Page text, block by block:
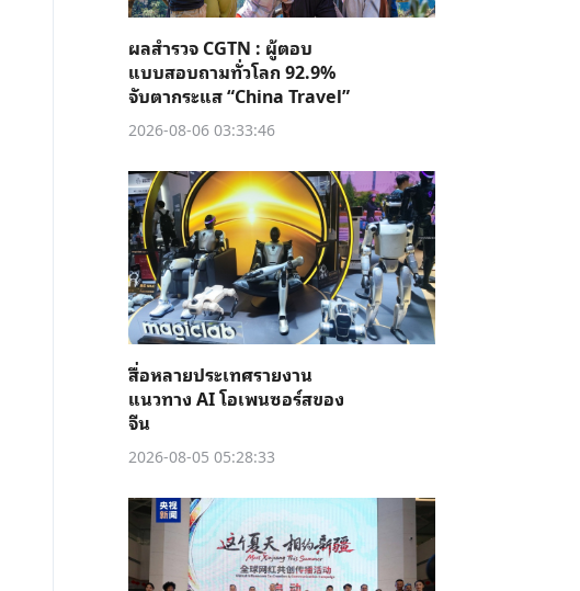
ผลสำรวจ CGTN : ผู้ตอบ
แบบสอบถามทั่วโลก 92.9%
จับตากระแส “China Travel”
2026-08-06 03:33:46
สื่อหลายประเทศรายงาน
แนวทาง AI โอเพนซอร์สของ
จีน
2026-08-05 05:28:33